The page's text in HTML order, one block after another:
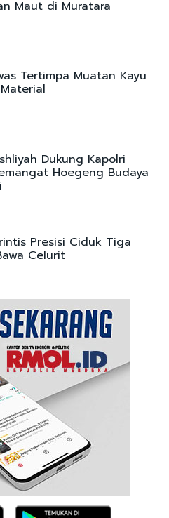
Maut di Muratara
Tertimpa Muatan Kayu
Dukung Kapolri
Hoegeng Budaya
Presisi Ciduk Tiga
Celurit